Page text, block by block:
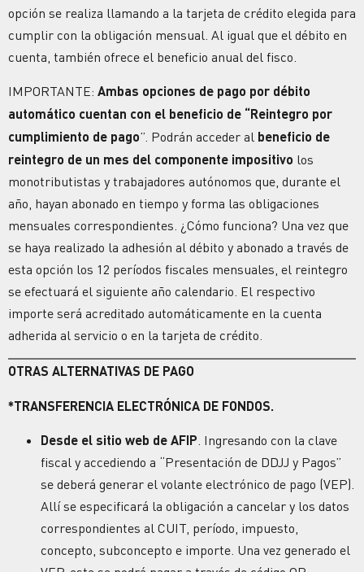
opción se realiza llamando a la tarjeta de crédito elegida para
cumplir con la obligación mensual. Al igual que el débito en
cuenta, también ofrece el beneficio anual del fisco.
IMPORTANTE: Ambas opciones de pago por débito
automático cuentan con el beneficio de “Reintegro por
cumplimiento de pago”. Podrán acceder al beneficio de
reintegro de un mes del componente impositivo los
monotributistas y trabajadores autónomos que, durante el
año, hayan abonado en tiempo y forma las obligaciones
mensuales correspondientes. ¿Cómo funciona? Una vez que
se haya realizado la adhesión al débito y abonado a través de
esta opción los 12 períodos fiscales mensuales, el reintegro
se efectuará el siguiente año calendario. El respectivo
importe será acreditado automáticamente en la cuenta
adherida al servicio o en la tarjeta de crédito.
OTRAS ALTERNATIVAS DE PAGO
*TRANSFERENCIA ELECTRÓNICA DE FONDOS.
Desde el sitio web de AFIP. Ingresando con la clave
fiscal y accediendo a “Presentación de DDJJ y Pagos”
se deberá generar el volante electrónico de pago (VEP).
Allí se especificará la obligación a cancelar y los datos
correspondientes al CUIT, período, impuesto,
concepto, subconcepto e importe. Una vez generado el